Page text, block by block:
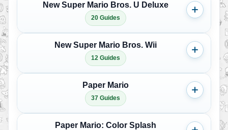
New Super Mario Bros. U Deluxe
20 Guides
New Super Mario Bros. Wii
12 Guides
Paper Mario
37 Guides
Paper Mario: Color Splash